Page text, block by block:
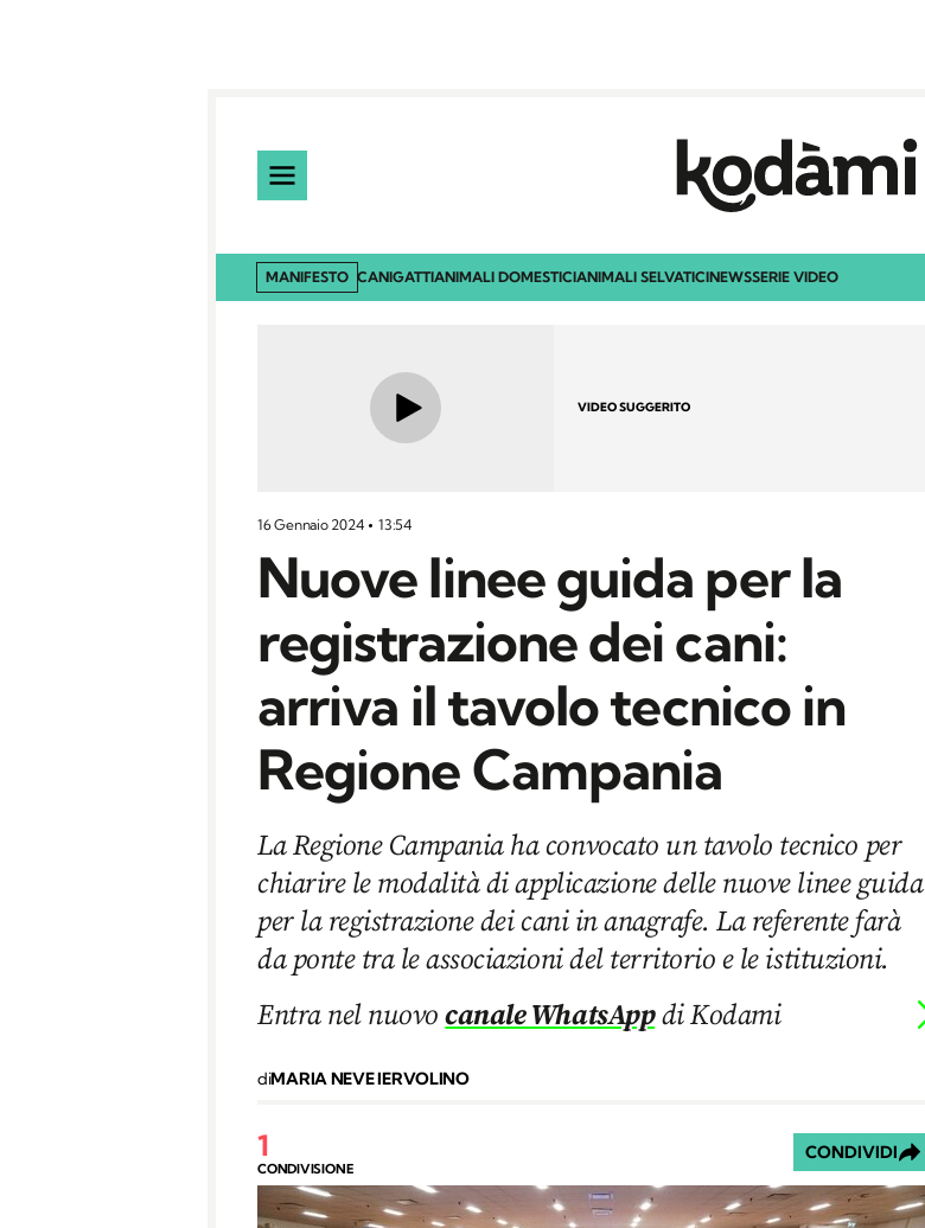
MANIFESTO CANIGATTIANIMALI DOMESTICIANIMALI SELVATICINEWSSERIE VIDEO
VIDEO SUGGERITO
16 Gennaio 2024 13:54
Nuove linee guida per la
registrazione dei cani:
arriva il tavolo tecnico in
Regione Campania
La Regione Campania ha convocato un tavolo tecnico per
chiarire le modalità di applicazione delle nuove linee guida
per la registrazione dei cani in anagrafe. La referente farà
da ponte tra le associazioni del territorio e le istituzioni.
Entra nel nuovocanale WhatsAppdi Kodami
diMARIA NEVE IERVOLINO
1
CONDIVISIONE
CONDIVIDI